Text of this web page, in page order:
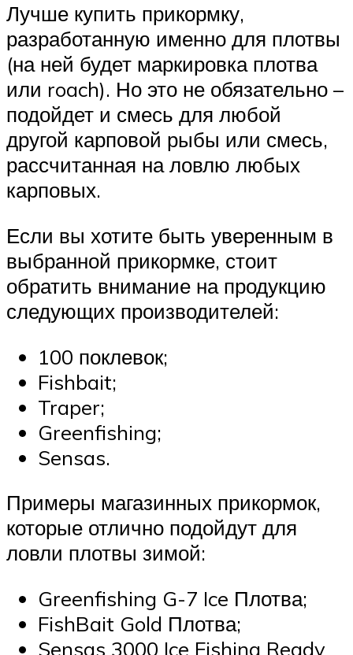
Лучше купить прикормку,
разработанную именно для плотвы
(на ней будет маркировка плотва
или roach). Но это не обязательно –
подойдет и смесь для любой
другой карповой рыбы или смесь,
рассчитанная на ловлю любых
карповых.
Если вы хотите быть уверенным в
выбранной прикормке, стоит
обратить внимание на продукцию
следующих производителей:
100 поклевок;
Fishbait;
Traper;
Greenfishing;
Sensas.
Примеры магазинных прикормок,
которые отлично подойдут для
ловли плотвы зимой:
Greenfishing G-7 Ice Плотва;
FishBait Gold Плотва;
Sensas 3000 Ice Fishing Ready